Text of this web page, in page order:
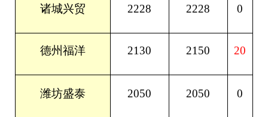
诸城兴贸 2228 2228 0
德州福洋 2130 2150 20
潍坊盛泰 2050 2050 0